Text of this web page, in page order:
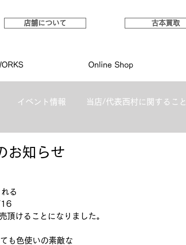
店舗について 古本買取
Online Shop
イベント情報 当店/代表西村に関すること
お知らせ
る
16
頂けることになりました。
も色使いの素敵な